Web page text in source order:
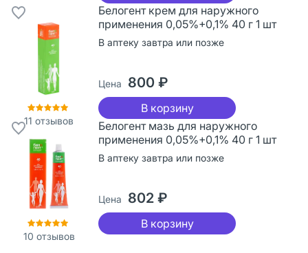
11 отзывов
Белогент крем для наружного
применения 0,05%+0,1% 40 г 1 шт
В аптеку завтра или позже
Цена 800 ₽
В корзину
10 отзывов
Белогент мазь для наружного
применения 0,05%+0,1% 40 г 1 шт
В аптеку завтра или позже
Цена 802 ₽
В корзину